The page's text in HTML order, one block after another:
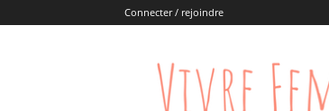
Connecter / rejoindre
Vivre
Femme